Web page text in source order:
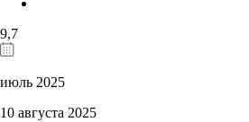
9,7
июль 2025
10 августа 2025